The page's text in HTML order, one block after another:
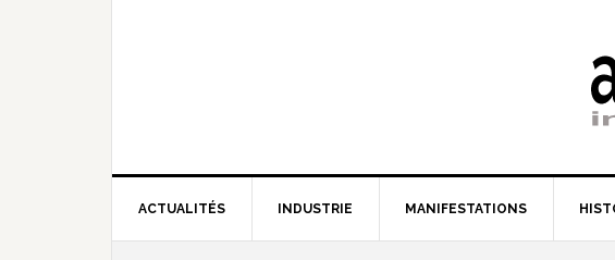
ACTUALITÉS INDUSTRIE MANIFESTATIONS